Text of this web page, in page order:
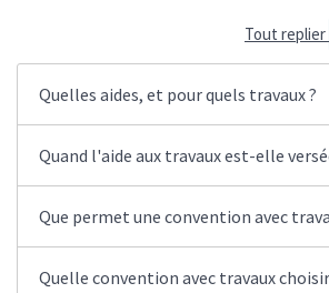
Tout replier
Quelles aides, et pour quels travaux ?
Quand l'aide aux travaux est-elle
Que permet une convention avec
Quelle convention avec travaux